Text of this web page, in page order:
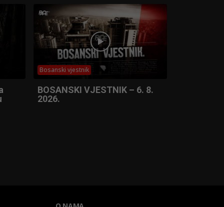
Bosanski vjestnik
BOSANSKI VJESTNIK – 6. 8.
2026.